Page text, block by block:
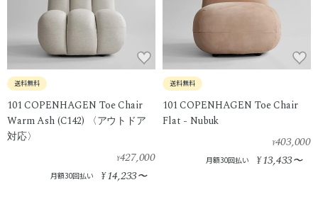
送料無料
101 COPENHAGEN Toe Chair
Warm Ash (C142) 〈アウトドア
対応〉
¥427,000
月額30回払い ¥14,233〜
送料無料
101 COPENHAGEN Toe Chair
Flat - Nubuk
¥403,000
月額30回払い ¥13,433〜